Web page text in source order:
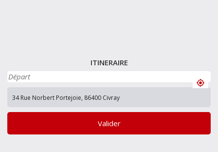
ITINERAIRE
Valider